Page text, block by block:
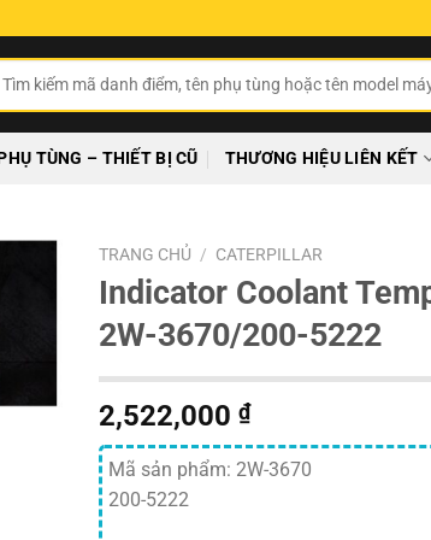
TÙNG – THIẾT BỊ CŨ THƯƠNG HIỆU LIÊN KẾT
TRANG CHỦ / CATERPILLAR
Indicator Coolant
2W-3670/200-5222
2,522,000₫
Mã sản phẩm: 2W-3670
200-5222